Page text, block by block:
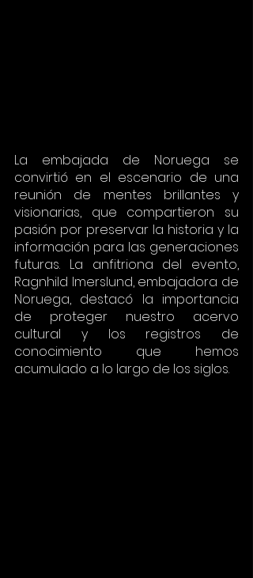
La embajada de Noruega se
convirtió en el escenario de una
reunión de mentes brillantes y
visionarias, que compartieron su
pasión por preservar la historia y la
información para las generaciones
futuras. La anfitriona del evento,
Ragnhild Imerslund, embajadora de
Noruega, destacó la importancia
de proteger nuestro acervo
cultural y los registros de
conocimiento que hemos
acumulado a lo largo de los siglos.